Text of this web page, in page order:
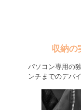
収納の
パソコン専用の
ンチまでのデバ